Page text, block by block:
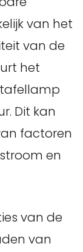
van het
van de
het
Dit kan
factoren
en
van de
van